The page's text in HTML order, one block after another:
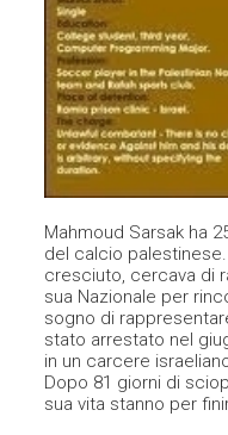
Mahmoud Sarsak ha
del calcio
cresciuto, cercava di
sua Nazionale per
sogno di
stato arrestato nel
in un carcere
Dopo 81 giorni di
sua vita stanno per